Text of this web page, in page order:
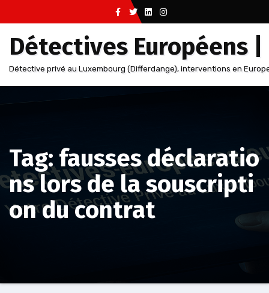
au
contenu
Détectives Européens
Détective privé au Luxembourg (Differdange), interventions en
Tag: fausses déclaratio
ns lors de la souscripti
on du contrat